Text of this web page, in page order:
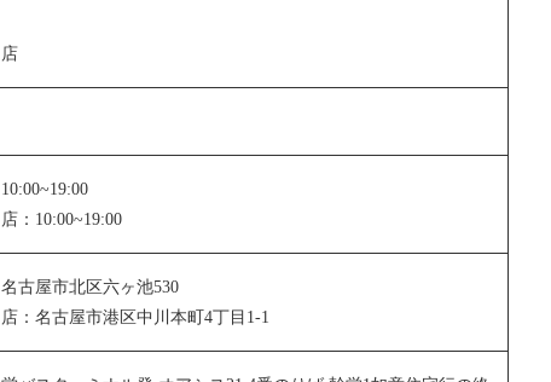
：10:00~19:00
古屋市北区六ヶ池530
：名古屋市港区中川本町4丁目1-1